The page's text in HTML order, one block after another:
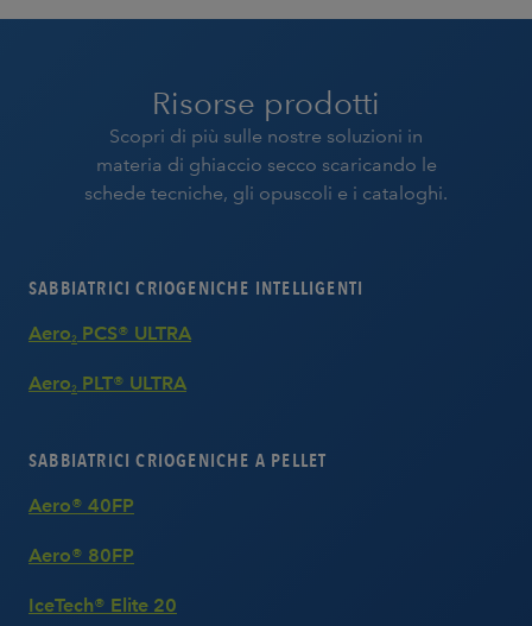
Risorse prodotti
Scopri di più sulle nostre soluzioni in
materia di ghiaccio secco scaricando le
schede tecniche, gli opuscoli e i cataloghi.
SABBIATRICI CRIOGENICHE INTELLIGENTI
Aero2 PCS® ULTRA
Aero2 PLT® ULTRA
SABBIATRICI CRIOGENICHE A PELLET
Aero® 40FP
Aero® 80FP
IceTech® Elite 20